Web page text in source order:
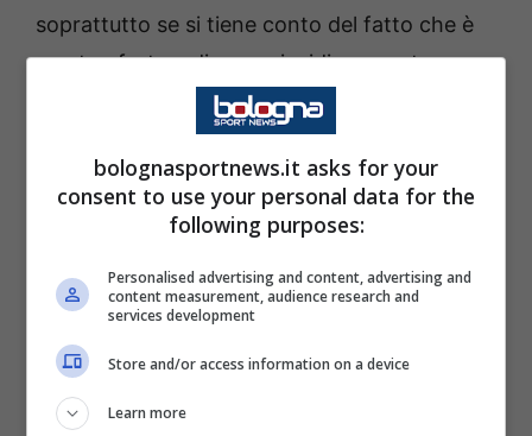
soprattutto se si tiene conto del fatto che è
una trasferta a dir poco insidiosa contro una
che, storicamente, è sempre una
brutta gatta da pelare per ilNapoli
più a Firenze. Andiamo a vedere le ultime
che arrivano in tal senso.
Napoli, altra novità dal primo
minuto contro la Fiorentina: le
ultime
bolognasportnews.it asks for your
consent to use your personal data for the
following purposes:
Personalised advertising and content, advertising and
content measurement, audience research and
services development
Store and/or access information on a device
Learn more